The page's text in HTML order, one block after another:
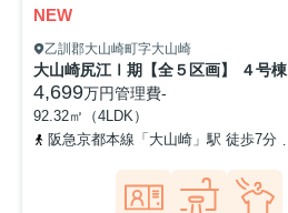
NEW
乙訓郡大山崎町字大山崎
大山崎尻江Ⅰ期【全５区画】 ４号棟
4,699万円管理費-
92.32㎡（4LDK）
阪急京都本線「大山崎」駅 徒歩7分